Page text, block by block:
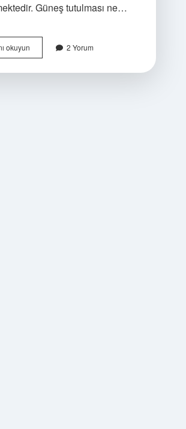
Güneş tutulması ne…
okuyunGüneş
Tutulması
2 Yorum